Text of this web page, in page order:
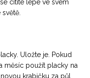
cítíte lépe ve svém
Uložte je. Pokud
měsíc použít placky na
krabičku za půl